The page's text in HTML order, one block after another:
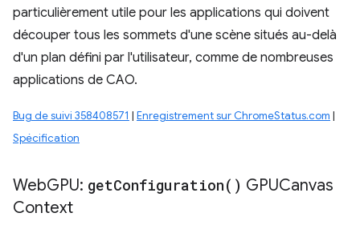
particulièrement utile pour les applications qui doivent
découper tous les sommets d'une scène situés au-delà
d'un plan défini par l'utilisateur, comme de nombreuses
applications de CAO.
Bug de suivi 358408571 | Enregistrement sur ChromeStatus.com |
Spécification
WebGPU: getConfiguration( ) GPUCanvas
Context